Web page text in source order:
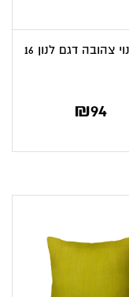
צהובה דגם לנון 16
₪94